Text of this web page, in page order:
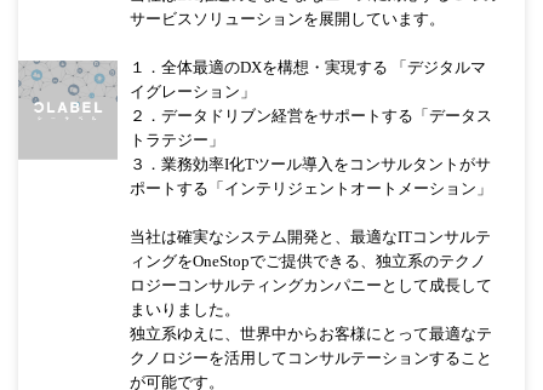
サービスソリューションを展開しています。
１．全体最適のDXを構想・実現する 「デジタルマ
イグレーション」
２．データドリブン経営をサポートする「データス
トラテジー」
３．業務効率I化Tツール導入をコンサルタントがサ
ポートする「インテリジェントオートメーション」
当社は確実なシステム開発と、最適なITコンサルテ
ィングをOneStopでご提供できる、独立系のテクノ
ロジーコンサルティングカンパニーとして成長して
まいりました。
独立系ゆえに、世界中からお客様にとって最適なテ
クノロジーを活用してコンサルテーションすること
が可能です。